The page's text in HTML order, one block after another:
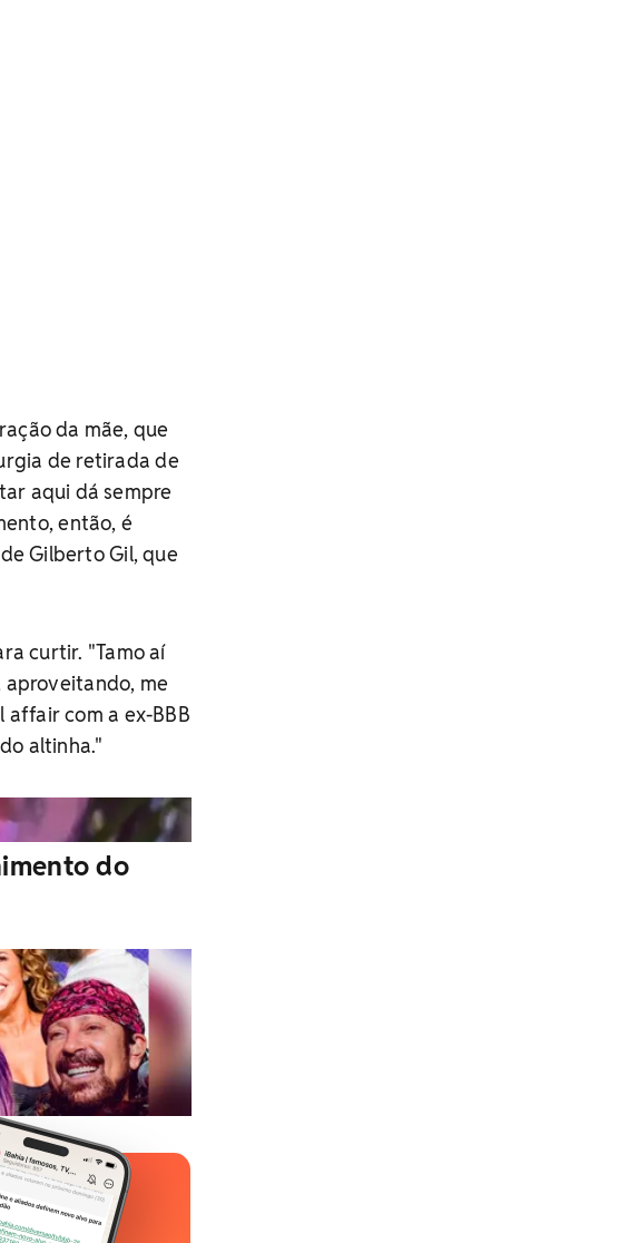
da mãe, que
de retirada de
aqui dá sempre
então, é
Gilberto Gil, que
curtir. "Tamo aí
aproveitando, me
affair com a ex-BBB
altinha."
do